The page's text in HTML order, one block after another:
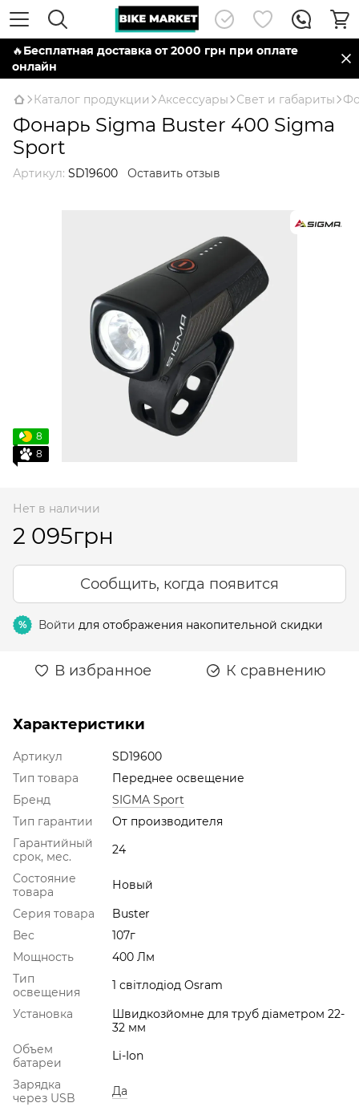
🔥Бесплатная доставка от 2000 грн при оплате
онлайн
Каталог продукции Аксессуары Свет и габариты
Фонарь Sigma Buster 400 Sigma
Sport
Артикул: SD19600 Оставить отзыв
8
8
Нет в наличии
2 095грн
Сообщить, когда появится
% Войти для отображения накопительной скидки
В избранное К сравнению
Характеристики
Артикул
SD19600
Тип товара
Переднее освещение
Бренд
SIGMA Sport
Тип гарантии
От производителя
Гарантийный
срок, мес.
24
Состояние
товара
Новый
Серия товара
Buster
Вес
107г
Мощность
400 Лм
Тип
освещения
1 світлодіод Osram
Установка
Швидкозйомне для труб діаметром 22-
32 мм
Объем
батареи
Li-Ion
Зарядка
через USB
Да